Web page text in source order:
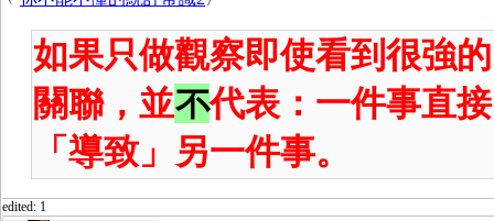
如果只做觀察即使看到很強的
關聯，並不代表：一件事直接
「導致」另一件事。
edited: 1